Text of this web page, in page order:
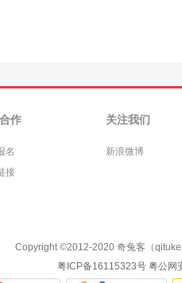
作
名
接
关注我们
新浪微博
Copyright ©2012-2020 奇兔客（
粤ICP备16115323号 粤公网